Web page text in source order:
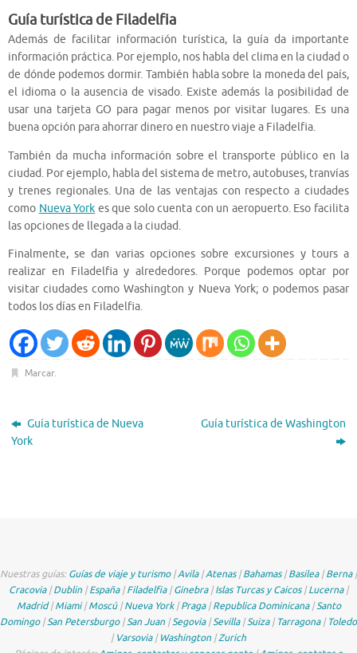
Guía turística de Filadelfia
Además de facilitar información turística, la guía da importante
información práctica. Por ejemplo, nos habla del clima en la ciudad o
de dónde podemos dormir. También habla sobre la moneda del país,
el idioma o la ausencia de visado. Existe además la posibilidad de
usar una tarjeta GO para pagar menos por visitar lugares. Es una
buena opción para ahorrar dinero en nuestro viaje a Filadelfia.
También da mucha información sobre el transporte público en la
ciudad. Por ejemplo, habla del sistema de metro, autobuses, tranvías
y trenes regionales. Una de las ventajas con respecto a ciudades
como Nueva York es que solo cuenta con un aeropuerto. Eso facilita
las opciones de llegada a la ciudad.
Finalmente, se dan varias opciones sobre excursiones y tours a
realizar en Filadelfia y alrededores. Porque podemos optar por
visitar ciudades como Washington y Nueva York; o podemos pasar
todos los días en Filadelfia.
Marcar.
Guía turística de Nueva
York
Guía turística de Washington
Nuestras guías:Guías de viaje y turismo|Avila|Atenas|Bahamas|Basilea|Berna|
Cracovia|Dublin |España|Filadelfia|Ginebra|Islas Turcas y Caicos|Lucerna|
Madrid|Miami|Moscú|Nueva York|Praga|Republica Dominicana|Santo
Domingo|San Petersburgo|San Juan |Segovia|Sevilla|Suiza|Tarragona|Toledo
|Varsovia|Washington |Zurich